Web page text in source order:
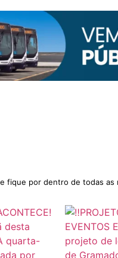
fique por dentro de todas as